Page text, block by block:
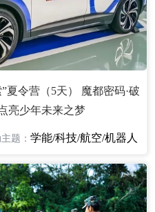
夏令营（5天） 魔都密码·破
亮少年未来之梦
题： 学能/科技/航空/机器人